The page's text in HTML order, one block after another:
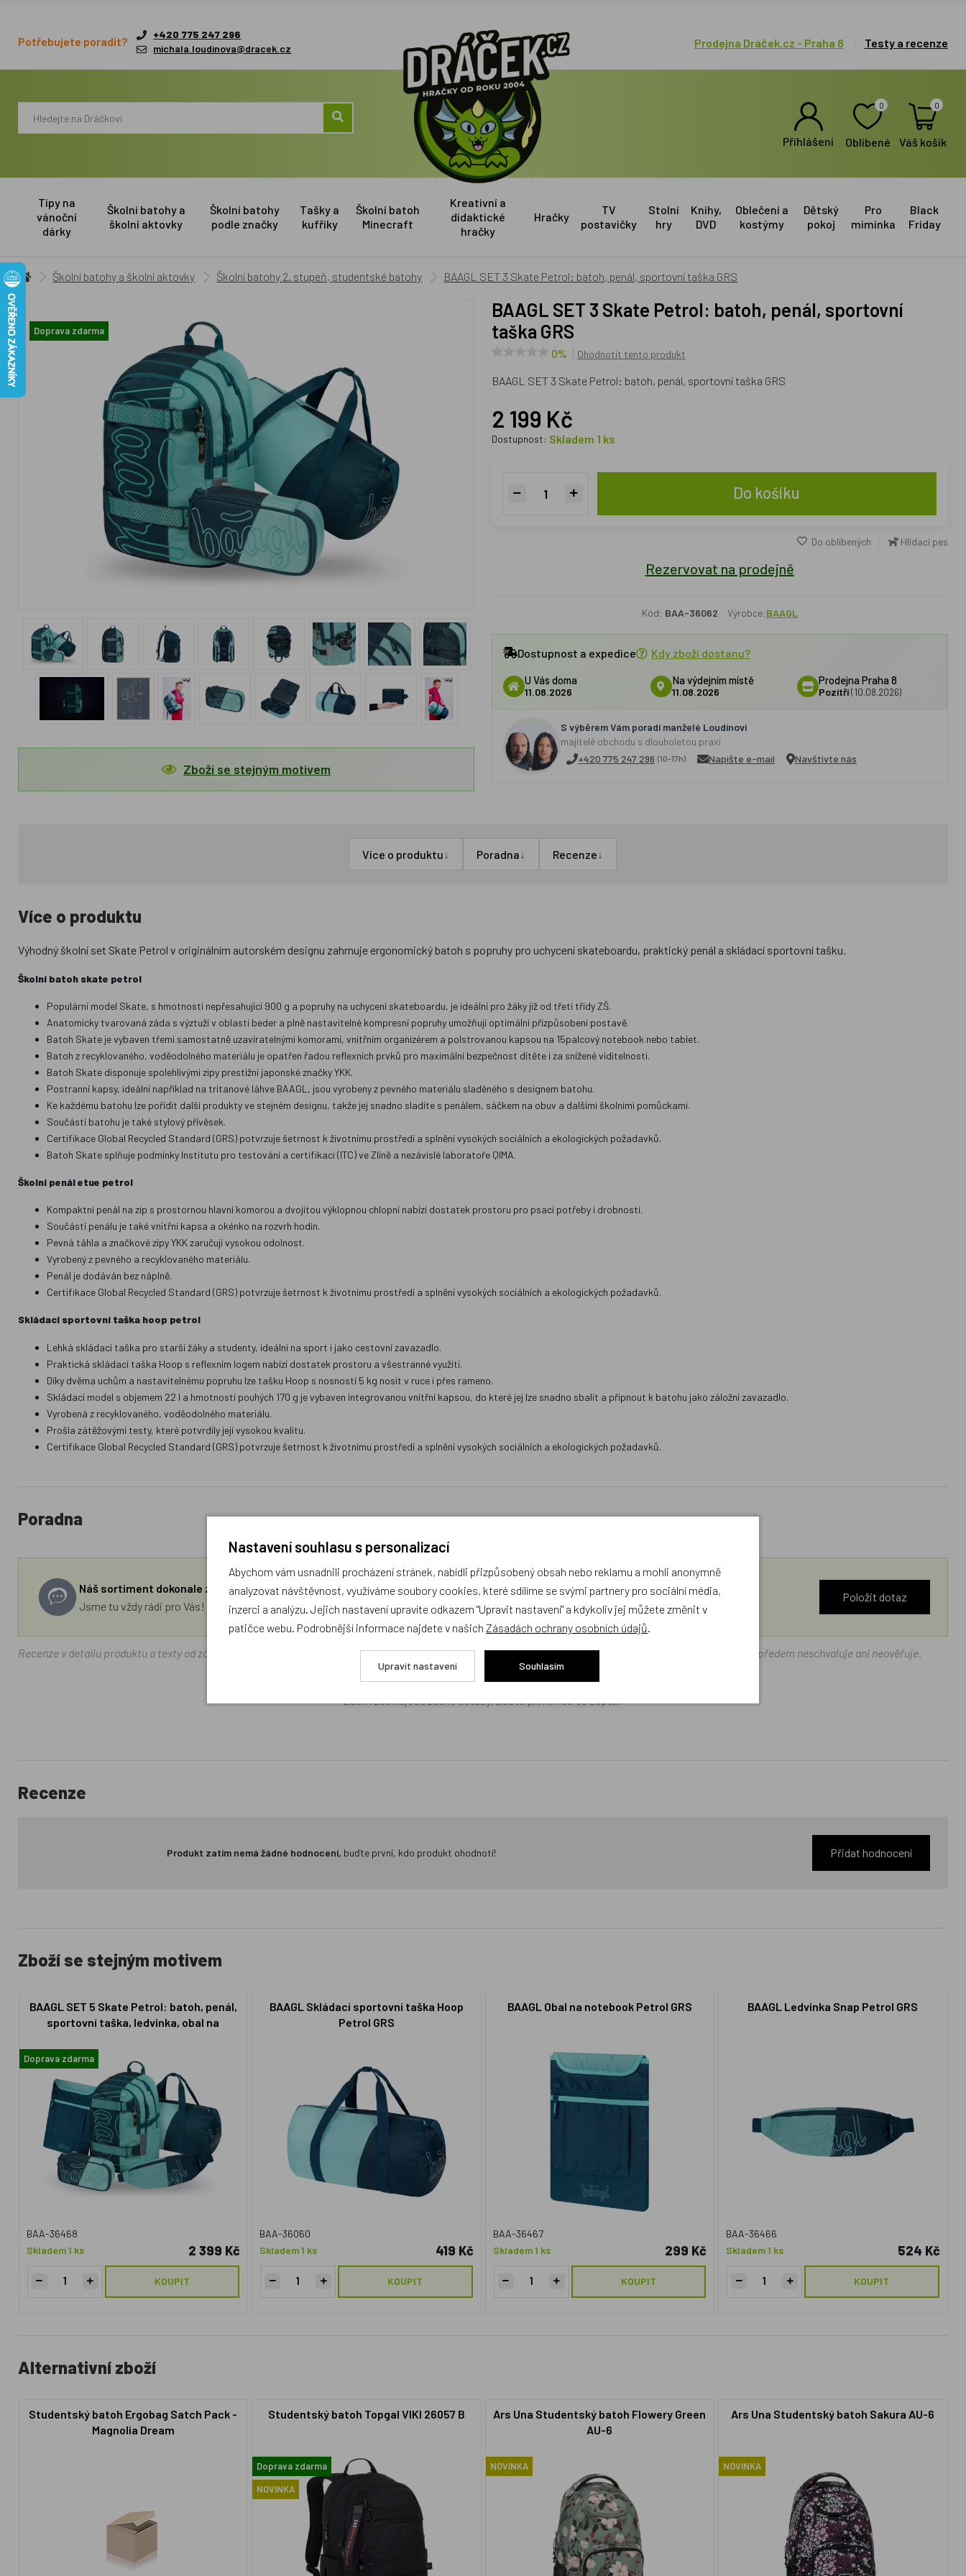
Potřebujete poradit?
+420 775 247 296
michala.loudinova@dracek.cz
Prodejna Dráček.cz - Praha 8 Testy a recenze
Přihlášení
0
Oblíbené
0
Váš košík
Tipy na
vánoční
dárky
Školní batohy a
školní aktovky
Školní batohy
podle značky
Tašky a
kufříky
Školní batoh
Minecraft
Kreativní a
didaktické
hračky
Hračky
TV
postavičky
Stolní
hry
Knihy,
DVD
Oblečení a
kostýmy
Dětský
pokoj
Pro
miminka
Black
Friday
Školní batohy a školní aktovky Školní batohy 2. stupeň, studentské batohy BAAGL SET 3 Skate Petrol: batoh, penál, sportovní taška GRS
Doprava zdarma
Zboží se stejným motivem
BAAGL SET 3 Skate Petrol: batoh, penál, sportovní
taška GRS
0% Ohodnotit tento produkt
BAAGL SET 3 Skate Petrol: batoh, penál, sportovní taška GRS
2 199 Kč
Dostupnost: Skladem 1 ks
Do košíku
Do oblíbených Hlídací pes
Rezervovat na prodejně
Kód: BAA-36062 Výrobce:BAAGL
Dostupnost a expedice Kdy zboží dostanu?
U Vás doma
11.08.2026
Na výdejním místě
11.08.2026
Prodejna Praha 8
Pozítří(10.08.2026)
S výběrem Vám poradí manželé Loudínovi
majitelé obchodu s dlouholetou praxí
+420 775 247 296 (10-17h) Napište e-mail Navštivte nás
Více o produktu↓ Poradna↓ Recenze↓
Více o produktu
Výhodný školní set Skate Petrol v originálním autorském designu zahrnuje ergonomický batoh s popruhy pro uchycení skateboardu, praktický penál a skládací sportovní tašku.
Školní batoh skate petrol
Populární model Skate, s hmotností nepřesahující 900 g a popruhy na uchycení skateboardu, je ideální pro žáky již od třetí třídy ZŠ.
Anatomicky tvarovaná záda s výztuží v oblasti beder a plně nastavitelné kompresní popruhy umožňují optimální přizpůsobení postavě.
Batoh Skate je vybaven třemi samostatně uzavíratelnými komorami, vnitřním organizérem a polstrovanou kapsou na 15palcový notebook nebo tablet.
Batoh z recyklovaného, voděodolného materiálu je opatřen řadou reflexních prvků pro maximální bezpečnost dítěte i za snížené viditelnosti.
Batoh Skate disponuje spolehlivými zipy prestižní japonské značky YKK.
Postranní kapsy, ideální například na tritanové láhve BAAGL, jsou vyrobeny z pevného materiálu sladěného s designem batohu.
Ke každému batohu lze pořídit další produkty ve stejném designu, takže jej snadno sladíte s penálem, sáčkem na obuv a dalšími školními pomůckami.
Součástí batohu je také stylový přívěsek.
Certifikace Global Recycled Standard (GRS) potvrzuje šetrnost k životnímu prostředí a splnění vysokých sociálních a ekologických požadavků.
Batoh Skate splňuje podmínky Institutu pro testování a certifikaci (ITC) ve Zlíně a nezávislé laboratoře QIMA.
Školní penál etue petrol
Kompaktní penál na zip s prostornou hlavní komorou a dvojitou výklopnou chlopní nabízí dostatek prostoru pro psací potřeby i drobnosti.
Součástí penálu je také vnitřní kapsa a okénko na rozvrh hodin.
Pevná táhla a značkové zipy YKK zaručují vysokou odolnost.
Vyrobený z pevného a recyklovaného materiálu.
Penál je dodáván bez náplně.
Certifikace Global Recycled Standard (GRS) potvrzuje šetrnost k životnímu prostředí a splnění vysokých sociálních a ekologických požadavků.
Skládací sportovní taška hoop petrol
Lehká skládací taška pro starší žáky a studenty, ideální na sport i jako cestovní zavazadlo.
Praktická skládací taška Hoop s reflexním logem nabízí dostatek prostoru a všestranné využití.
Díky dvěma uchům a nastavitelnému popruhu lze tašku Hoop s nosností 5 kg nosit v ruce i přes rameno.
Skládací model s objemem 22 l a hmotností pouhých 170 g je vybaven integrovanou vnitřní kapsou, do které jej lze snadno sbalit a připnout k batohu jako záložní zavazadlo.
Vyrobená z recyklovaného, voděodolného materiálu.
Prošla zátěžovými testy, které potvrdily její vysokou kvalitu.
Certifikace Global Recycled Standard (GRS) potvrzuje šetrnost k životnímu prostředí a splnění vysokých sociálních a ekologických požadavků.
Poradna
Náš sortiment dokonale známe a rádi Vám poradíme s výběrem (Po–Pá, 10–17 hod).
Jsme tu vždy rádi pro Vás! Váš rodinný obchod Dráček.cz
Položit dotaz
Recenze v detailu produktu a texty od zákazníků v poradně odrážejí výhradně názory a stanoviska zákazníků. Provozovatel e-shopu Dráček.cz texty zákazníků předem neschvaluje ani neověřuje.
Recenze
Produkt zatím nemá žádné hodnocení, buďte první, kdo produkt ohodnotí! Přidat hodnocení
Zboží se stejným motivem
BAAGL SET 5 Skate Petrol: batoh, penál,
sportovní taška, ledvinka, obal na
Doprava zdarma
BAA-36468
Skladem 1 ks
2 399 Kč
KOUPIT
BAAGL Skládací sportovní taška Hoop
Petrol GRS
BAA-36060
Skladem 1 ks
419 Kč
KOUPIT
BAAGL Obal na notebook Petrol GRS
BAA-36467
Skladem 1 ks
299 Kč
KOUPIT
BAAGL Ledvinka Snap Petrol GRS
BAA-36466
Skladem 1 ks
524 Kč
KOUPIT
Alternativní zboží
Studentský batoh Ergobag Satch Pack -
Magnolia Dream
Studentský batoh Topgal VIKI 26057 B
Doprava zdarma
NOVINKA
Ars Una Studentský batoh Flowery Green
AU-6
NOVINKA
Ars Una Studentský batoh Sakura AU-6
NOVINKA
Nastavení souhlasu s personalizací
Abychom vám usnadnili procházení stránek, nabídli přizpůsobený obsah nebo reklamu a mohli anonymně
analyzovat návštěvnost, využíváme soubory cookies, které sdílíme se svými partnery pro sociální média,
inzerci a analýzu. Jejich nastavení upravíte odkazem "Upravit nastavení" a kdykoliv jej můžete změnit v
patičce webu. Podrobnější informace najdete v našich Zásadách ochrany osobních údajů.
Upravit nastavení Souhlasím